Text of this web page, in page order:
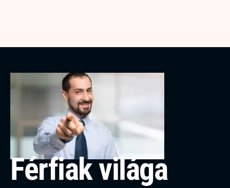
Férfiak világa